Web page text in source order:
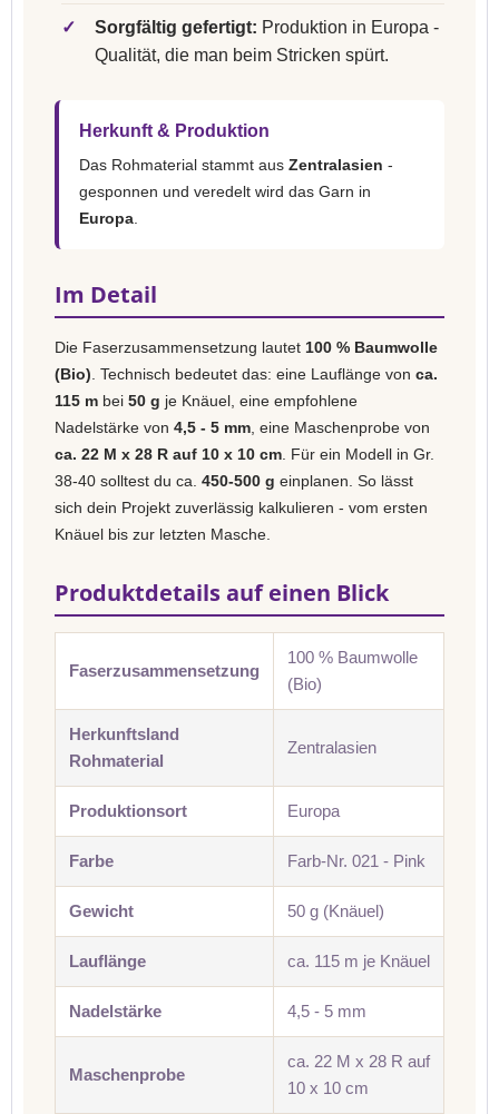
✓ Sorgfältig gefertigt: Produktion in Europa -
Qualität, die man beim Stricken spürt.
Herkunft & Produktion
Das Rohmaterial stammt aus Zentralasien -
gesponnen und veredelt wird das Garn in
Europa
Im Detail
Die Faserzusammensetzung lautet 100 % Baumwolle
(Bio) . Technisch bedeutet das: eine Lauflänge von ca.
115 m bei 50 g je Knäuel, eine empfohlene
Nadelstärke von 4,5 - 5 mm , eine Maschenprobe von
ca. 22 M x 28 R auf 10 x 10 cm . Für ein Modell in Gr.
38-40 solltest du ca. 450-500 g einplanen. So lässt
sich dein Projekt zuverlässig kalkulieren - vom ersten
Knäuel bis zur letzten Masche.
Produktdetails auf einen Blick
Faserzusammensetzung
100 % Baumwolle
(Bio)
Herkunftsland
Rohmaterial
Zentralasien
Produktionsort Europa
Farbe Farb-Nr. 021 - Pink
Gewicht 50 g (Knäuel)
Lauflänge ca. 115 m je Knäuel
Nadelstärke 4,5 - 5 mm
Maschenprobe
ca. 22 M x 28 R auf
10 x 10 cm